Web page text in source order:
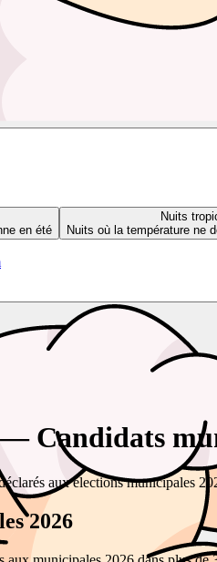
en été
Nuits
Nuits où la température ne
Candidats
aux élections municipales
2026